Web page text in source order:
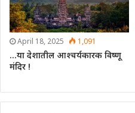
April 18, 2025 1,091
…या देशातील आश्चर्यकारक विष्णू
मंदिर !